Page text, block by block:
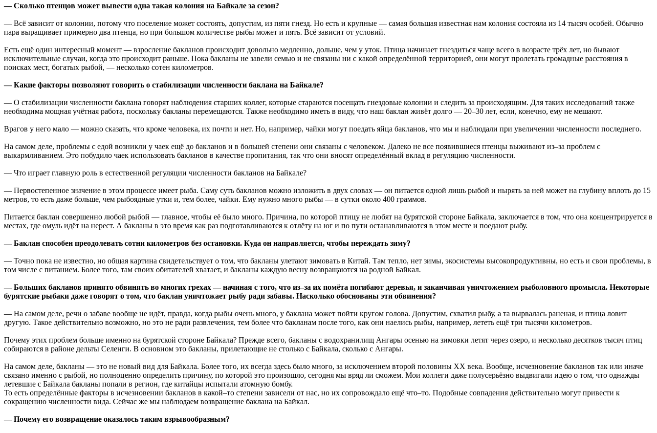
— Сколько птенцов может вывести одна такая колония на Байкале за сезон?
— Всё зависит от колонии, потому что поселение может состоять, допустим, из пяти гнезд. Но есть и крупные — самая большая известная нам колония состояла из 14 тысяч особей. Обычно
пара выращивает примерно два птенца, но при большом количестве рыбы может и пять. Всё зависит от условий.
Есть ещё один интересный момент — взросление бакланов происходит довольно медленно, дольше, чем у уток. Птица начинает гнездиться чаще всего в возрасте трёх лет, но бывают
исключительные случаи, когда это происходит раньше. Пока бакланы не завели семью и не связаны ни с какой определённой территорией, они могут пролетать громадные расстояния в
поисках мест, богатых рыбой, — несколько сотен километров.
— Какие факторы позволяют говорить о стабилизации численности баклана на Байкале?
— О стабилизации численности баклана говорят наблюдения старших коллег, которые стараются посещать гнездовые колонии и следить за происходящим. Для таких исследований также
необходима мощная учётная работа, поскольку бакланы перемещаются. Также необходимо иметь в виду, что наш баклан живёт долго — 20–30 лет, если, конечно, ему не мешают.
Врагов у него мало — можно сказать, что кроме человека, их почти и нет. Но, например, чайки могут поедать яйца бакланов, что мы и наблюдали при увеличении численности последнего.
На самом деле, проблемы с едой возникли у чаек ещё до бакланов и в большей степени они связаны с человеком. Далеко не все появившиеся птенцы выживают из–за проблем с
выкармливанием. Это побудило чаек использовать бакланов в качестве пропитания, так что они вносят определённый вклад в регуляцию численности.
— Что играет главную роль в естественной регуляции численности бакланов на Байкале?
— Первостепенное значение в этом процессе имеет рыба. Саму суть бакланов можно изложить в двух словах — он питается одной лишь рыбой и нырять за ней может на глубину вплоть до 15
метров, то есть даже больше, чем рыбоядные утки и, тем более, чайки. Ему нужно много рыбы — в сутки около 400 граммов.
Питается баклан совершенно любой рыбой — главное, чтобы её было много. Причина, по которой птицу не любят на бурятской стороне Байкала, заключается в том, что она концентрируется в
местах, где омуль идёт на нерест. А бакланы в это время как раз подготавливаются к отлёту на юг и по пути останавливаются в этом месте и поедают рыбу.
— Баклан способен преодолевать сотни километров без остановки. Куда он направляется, чтобы переждать зиму?
— Точно пока не известно, но общая картина свидетельствует о том, что бакланы улетают зимовать в Китай. Там тепло, нет зимы, экосистемы высокопродуктивны, но есть и свои проблемы, в
том числе с питанием. Более того, там своих обитателей хватает, и бакланы каждую весну возвращаются на родной Байкал.
— Больших бакланов принято обвинять во многих грехах — начиная с того, что из–за их помёта погибают деревья, и заканчивая уничтожением рыболовного промысла. Некоторые
бурятские рыбаки даже говорят о том, что баклан уничтожает рыбу ради забавы. Насколько обоснованы эти обвинения?
— На самом деле, речи о забаве вообще не идёт, правда, когда рыбы очень много, у баклана может пойти кругом голова. Допустим, схватил рыбу, а та вырвалась раненая, и птица ловит
другую. Такое действительно возможно, но это не ради развлечения, тем более что бакланам после того, как они наелись рыбы, например, лететь ещё три тысячи километров.
Почему этих проблем больше именно на бурятской стороне Байкала? Прежде всего, бакланы с водохранилищ Ангары осенью на зимовки летят через озеро, и несколько десятков тысяч птиц
собираются в районе дельты Селенги. В основном это бакланы, прилетающие не столько с Байкала, сколько с Ангары.
На самом деле, бакланы — это не новый вид для Байкала. Более того, их всегда здесь было много, за исключением второй половины XX века. Вообще, исчезновение бакланов так или иначе
связано именно с рыбой, но полноценно определить причину, по которой это произошло, сегодня мы вряд ли сможем. Мои коллеги даже полусерьёзно выдвигали идею о том, что однажды
летевшие с Байкала бакланы попали в регион, где китайцы испытали атомную бомбу.
То есть определённые факторы в исчезновении бакланов в какой–то степени зависели от нас, но их сопровождало ещё что–то. Подобные совпадения действительно могут привести к
сокращению численности вида. Сейчас же мы наблюдаем возвращение баклана на Байкал.
— Почему его возвращение оказалось таким взрывообразным?